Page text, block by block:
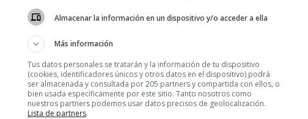
Almacenar la información en un dispositivo y/o acceder a ella
Más información
Tus datos personales se tratarán y la información de tu dispositivo
(cookies, identificadores únicos y otros datos en el dispositivo) podrá
ser almacenada y consultada por 205 partners y compartida con ellos, o
bien usada específicamente por este sitio. Tanto nosotros como
nuestros partners podemos usar datos precisos de geolocalización.
Lista de partners.